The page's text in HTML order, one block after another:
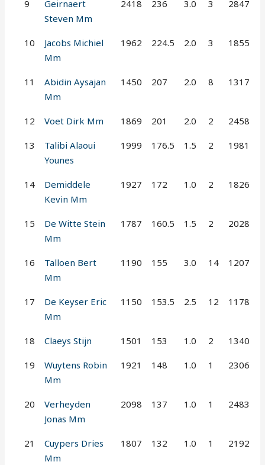
9
Geirnaert
Steven Mm
2418 236 3.0 3 2847
10
Jacobs Michiel
Mm
1962 224.5 2.0 3 1855
11
Abidin Aysajan
Mm
1450 207 2.0 8 1317
12 Voet Dirk Mm 1869 201 2.0 2 2458
13
Talibi Alaoui
Younes
1999 176.5 1.5 2 1981
14
Demiddele
Kevin Mm
1927 172 1.0 2 1826
15
De Witte Stein
Mm
1787 160.5 1.5 2 2028
16
Talloen Bert
Mm
1190 155 3.0 14 1207
17
De Keyser Eric
Mm
1150 153.5 2.5 12 1178
18 Claeys Stijn 1501 153 1.0 2 1340
19
Wuytens Robin
Mm
1921 148 1.0 1 2306
20
Verheyden
Jonas Mm
2098 137 1.0 1 2483
21
Cuypers Dries
Mm
1807 132 1.0 1 2192